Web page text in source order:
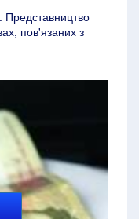
Представництво
пов'язаних з